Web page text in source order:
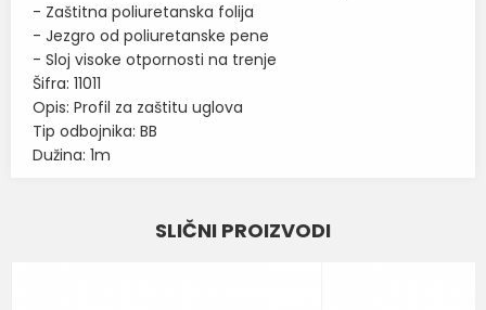
- Zaštitna poliuretanska folija
- Jezgro od poliuretanske pene
- Sloj visoke otpornosti na trenje
Šifra: 11011
Opis: Profil za zaštitu uglova
Tip odbojnika: BB
Dužina: 1m
ZAŠTITNI PU PROFILI I
SLIČNI PROIZVODI